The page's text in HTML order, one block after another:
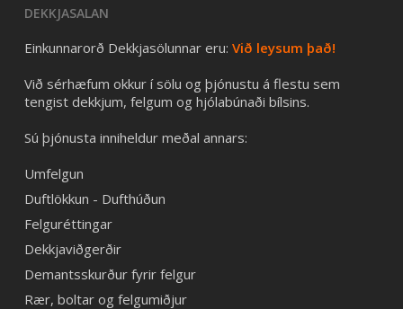
DEKKJASALAN
Einkunnarorð Dekkjasölunnar eru: Við leysum það!
Við sérhæfum okkur í sölu og þjónustu á flestu sem
tengist dekkjum, felgum og hjólabúnaði bílsins.
Sú þjónusta inniheldur meðal annars:
Umfelgun
Duftlökkun - Dufthúðun
Felguréttingar
Dekkjaviðgerðir
Demantsskurður fyrir felgur
Rær, boltar og felgumiðjur